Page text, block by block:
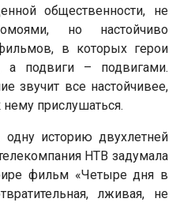
общественности, не
но настойчиво
в которых герои
а подвиги – подвигами.
звучит все настойчивее,
прислушаться.
одну историю двухлетней
НТВ задумала
фильм «Четыре дня в
лживая, не